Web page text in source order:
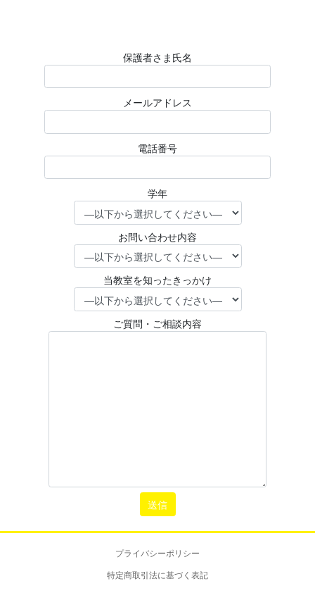
保護者さま氏名
メールアドレス
電話番号
学年
お問い合わせ内容
当教室を知ったきっかけ
ご質問・ご相談内容
プライバシーポリシー
特定商取引法に基づく表記